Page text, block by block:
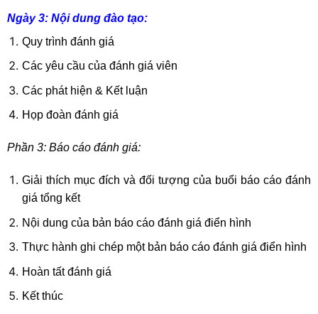
Ngày 3: Nội dung đào tạo:
Quy trình đánh giá
Các yêu cầu của đánh giá viên
Các phát hiện & Kết luận
Họp đoàn đánh giá
Phần 3: Báo cáo đánh giá:
Giải thích mục đích và đối tượng của buổi báo cáo đánh
giá tổng kết
Nội dung của bản báo cáo đánh giá điển hình
Thực hành ghi chép một bản báo cáo đánh giá điển hình
Hoàn tất đánh giá
Kết thúc